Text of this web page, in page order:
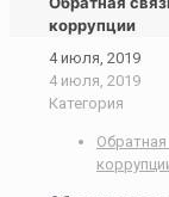
коррупции
4 июля, 2019
4 июля, 2019
Категория